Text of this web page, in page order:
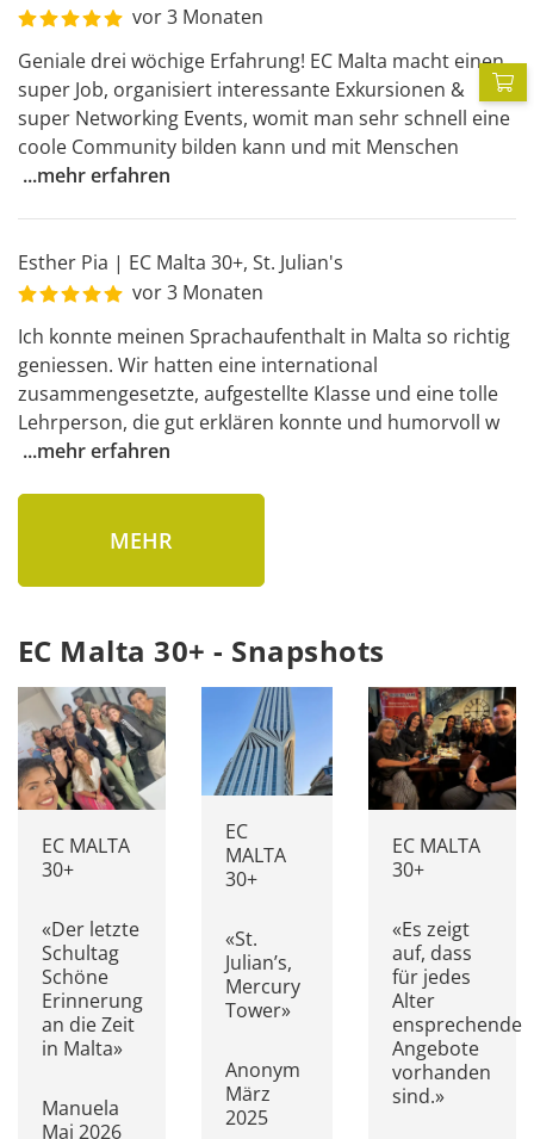
vor 3 Monaten
Geniale drei wöchige Erfahrung! EC Malta macht einen
super Job, organisiert interessante Exkursionen &
super Networking Events, womit man sehr schnell eine
coole Community bilden kann und mit Menschen
...mehr erfahren
Esther Pia | EC Malta 30+, St. Julian's
vor 3 Monaten
Ich konnte meinen Sprachaufenthalt in Malta so richtig
geniessen. Wir hatten eine international
zusammengesetzte, aufgestellte Klasse und eine tolle
Lehrperson, die gut erklären konnte und humorvoll w
...mehr erfahren
MEHR
EC Malta 30+ - Snapshots
EC MALTA
30+
«Der letzte
Schultag
Schöne
Erinnerung
an die Zeit
in Malta»
Manuela
Mai 2026
EC
MALTA
30+
«St.
Julian’s,
Mercury
Tower»
Anonym
März
2025
EC MALTA
30+
«Es zeigt
auf, dass
für jedes
Alter
ensprechende
Angebote
vorhanden
sind.»